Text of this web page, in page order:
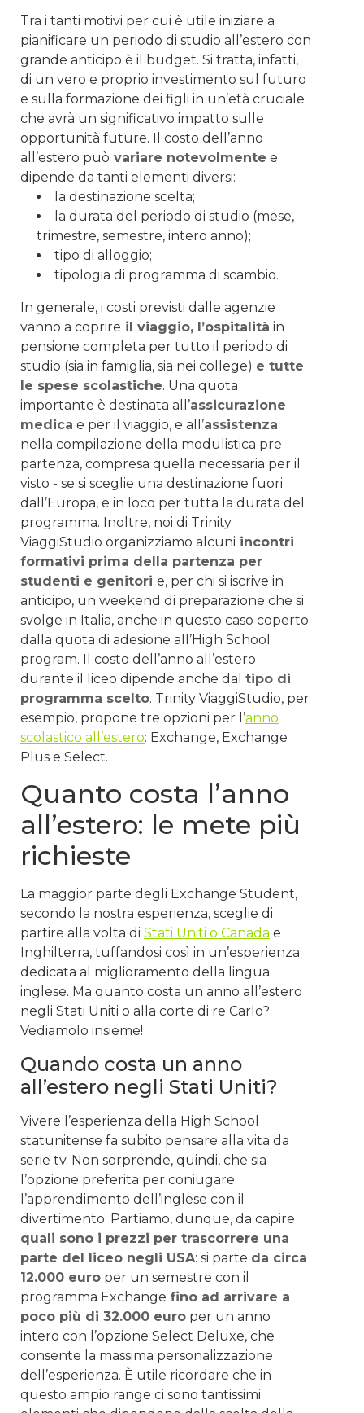
Tra i tanti motivi per cui è utile iniziare a
pianificare un periodo di studio all’estero con
grande anticipo è il budget. Si tratta, infatti,
di un vero e proprio investimento sul futuro
e sulla formazione dei figli in un’età cruciale
che avrà un significativo impatto sulle
opportunità future. Il costo dell’anno
all’estero può variare notevolmente e
dipende da tanti elementi diversi:
la destinazione scelta;
la durata del periodo di studio (mese,
trimestre, semestre, intero anno);
tipo di alloggio;
tipologia di programma di scambio.
In generale, i costi previsti dalle agenzie
vanno a coprire il viaggio, l’ospitalità in
pensione completa per tutto il periodo di
studio (sia in famiglia, sia nei college) e tutte
le spese scolastiche. Una quota
importante è destinata all’assicurazione
medica e per il viaggio, e all’assistenza
nella compilazione della modulistica pre
partenza, compresa quella necessaria per il
visto - se si sceglie una destinazione fuori
dall’Europa, e in loco per tutta la durata del
programma. Inoltre, noi di Trinity
ViaggiStudio organizziamo alcuni incontri
formativi prima della partenza per
studenti e genitori e, per chi si iscrive in
anticipo, un weekend di preparazione che si
svolge in Italia, anche in questo caso coperto
dalla quota di adesione all’High School
program. Il costo dell’anno all’estero
durante il liceo dipende anche dal tipo di
programma scelto. Trinity ViaggiStudio, per
esempio, propone tre opzioni per l’anno
scolastico all’estero: Exchange, Exchange
Plus e Select.
Quanto costa l’anno
all’estero: le mete più
richieste
La maggior parte degli Exchange Student,
secondo la nostra esperienza, sceglie di
partire alla volta di Stati Uniti o Canada e
Inghilterra, tuffandosi così in un’esperienza
dedicata al miglioramento della lingua
inglese. Ma quanto costa un anno all’estero
negli Stati Uniti o alla corte di re Carlo?
Vediamolo insieme!
Quando costa un anno
all’estero negli Stati Uniti?
Vivere l’esperienza della High School
statunitense fa subito pensare alla vita da
serie tv. Non sorprende, quindi, che sia
l’opzione preferita per coniugare
l’apprendimento dell’inglese con il
divertimento. Partiamo, dunque, da capire
quali sono i prezzi per trascorrere una
parte del liceo negli USA: si parte da circa
12.000 euro per un semestre con il
programma Exchange fino ad arrivare a
poco più di 32.000 euro per un anno
intero con l’opzione Select Deluxe, che
consente la massima personalizzazione
dell’esperienza. È utile ricordare che in
questo ampio range ci sono tantissimi